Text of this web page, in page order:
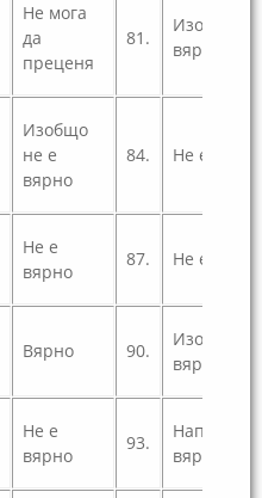
Не мога
да
преценя
81.
Изобщо
вярно
Изобщо
не е
вярно
84. Не е вярно
Не е
вярно
87. Не е вярно
Вярно 90.
Изобщо
вярно
Не е
вярно
93.
Напълно
вярно